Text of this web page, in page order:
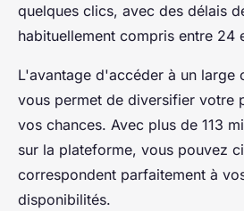
quelques clics, avec des délais
habituellement compris entre 24
L'avantage d'accéder à un large
vous permet de diversifier votre
vos chances. Avec plus de 113
sur la plateforme, vous pouvez
correspondent parfaitement à
disponibilités.